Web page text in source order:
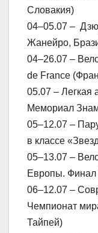
Словакия)
04–05.07 –
Жанейро,
04–26.07 –
de France
05.07 – Легкая
Мемориал
05–12.07 –
в классе
05–13.07 –
Европы. Финал
06–12.07 –
Чемпионат
Тайпей)